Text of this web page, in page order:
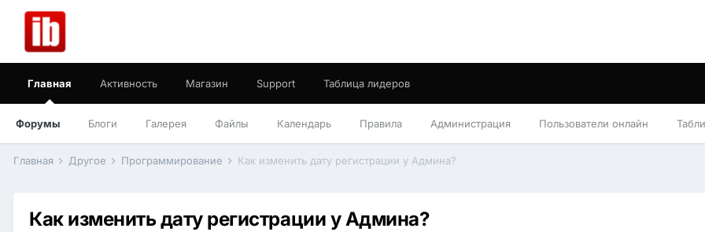
Главная
Форумы Блоги Галерея Файлы Календарь Правила Администрация Пользователи онлайн
Активность Магазин Support Таблица лидеров
Главная Другое Программирование Как изменить дату регистрации у Админа?
Как изменить дату регистрации у Админа?